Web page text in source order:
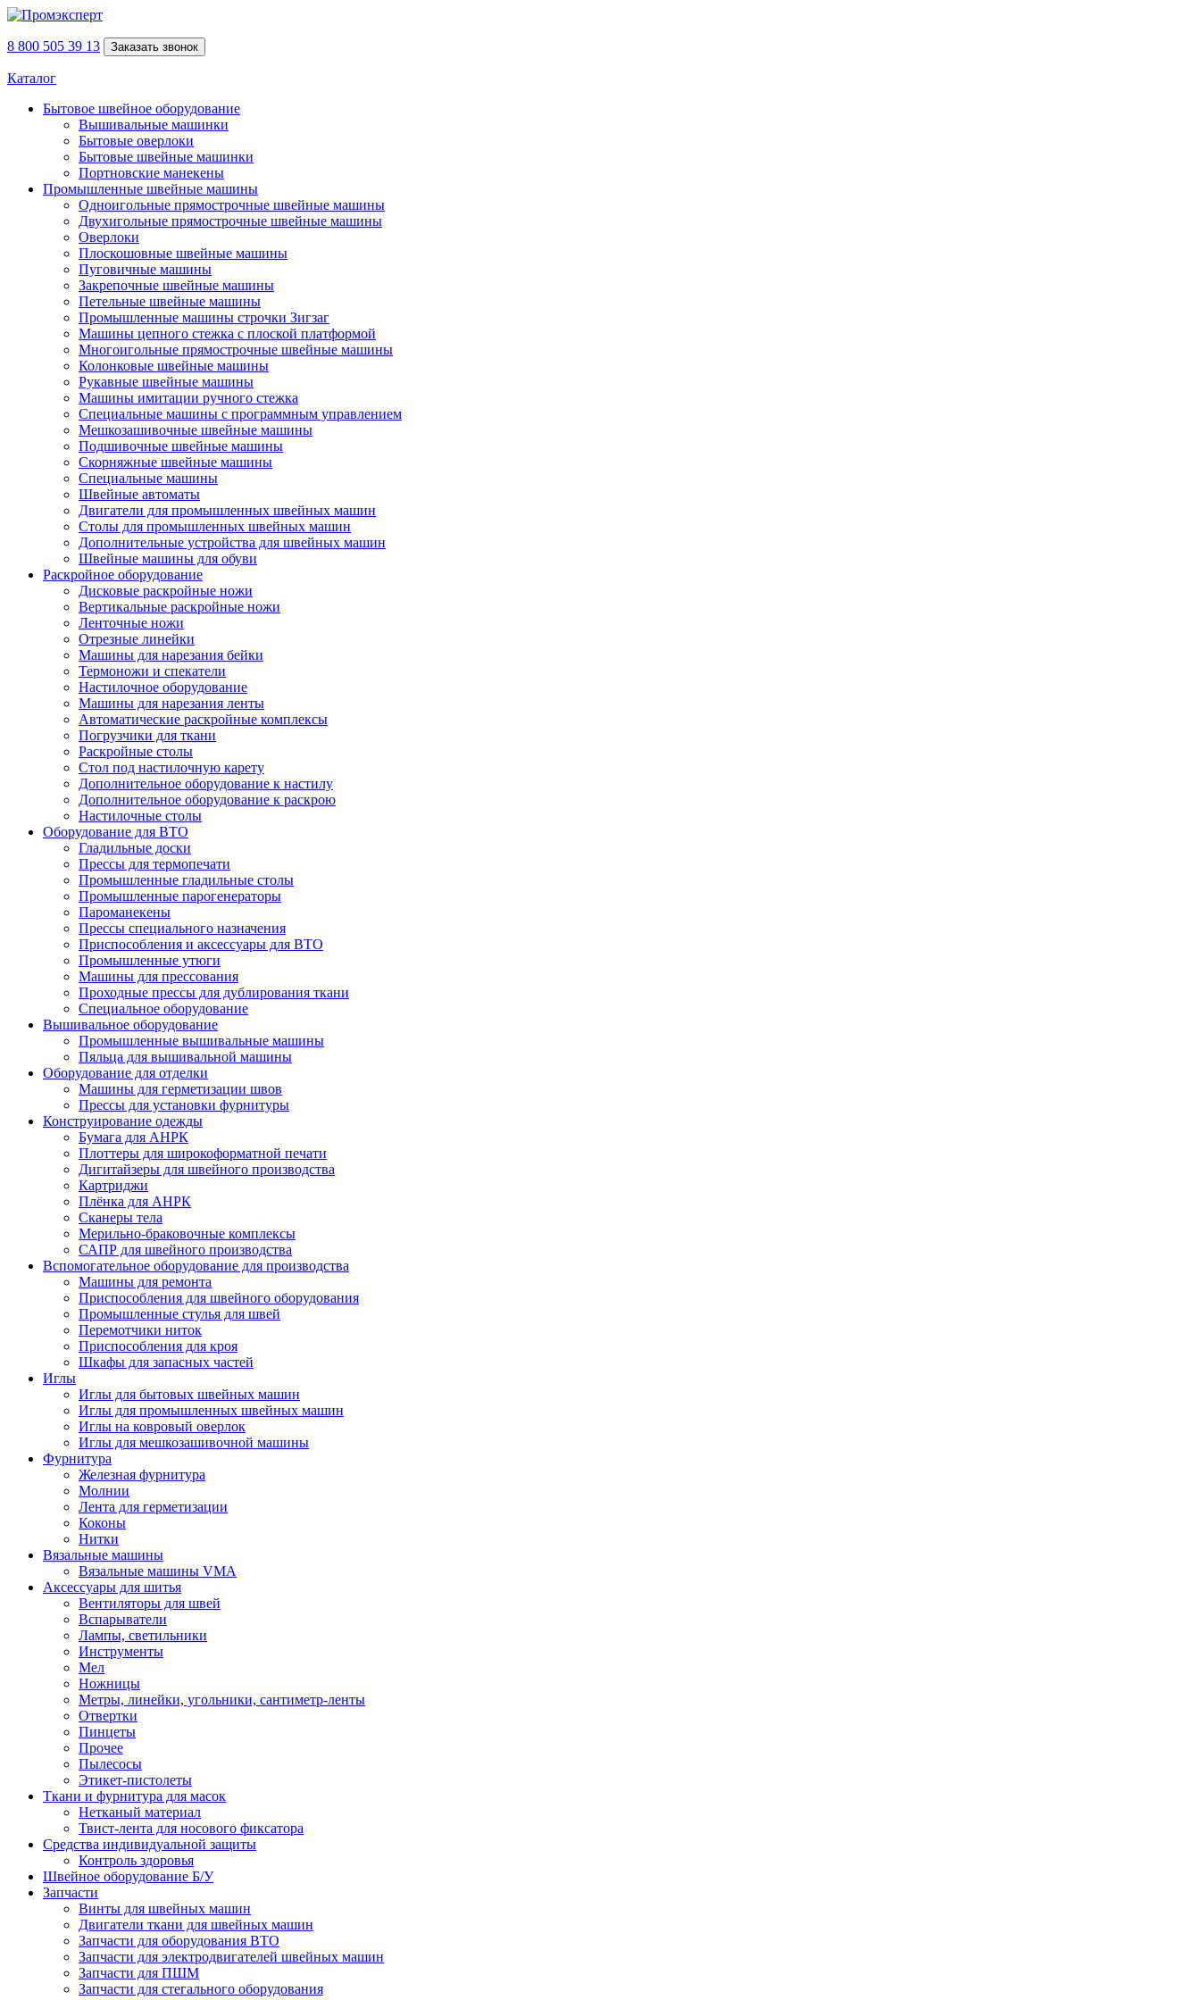
8 800 505 39 13 Заказать звонок
Каталог
Бытовое швейное оборудование
Вышивальные машинки
Бытовые оверлоки
Бытовые швейные машинки
Портновские манекены
Промышленные швейные машины
Одноигольные прямострочные швейные машины
Двухигольные прямострочные швейные машины
Оверлоки
Плоскошовные швейные машины
Пуговичные машины
Закрепочные швейные машины
Петельные швейные машины
Промышленные машины строчки Зигзаг
Машины цепного стежка с плоской платформой
Многоигольные прямострочные швейные машины
Колонковые швейные машины
Рукавные швейные машины
Машины имитации ручного стежка
Специальные машины с программным управлением
Мешкозашивочные швейные машины
Подшивочные швейные машины
Скорняжные швейные машины
Специальные машины
Швейные автоматы
Двигатели для промышленных швейных машин
Столы для промышленных швейных машин
Дополнительные устройства для швейных машин
Швейные машины для обуви
Раскройное оборудование
Дисковые раскройные ножи
Вертикальные раскройные ножи
Ленточные ножи
Отрезные линейки
Машины для нарезания бейки
Термоножи и спекатели
Настилочное оборудование
Машины для нарезания ленты
Автоматические раскройные комплексы
Погрузчики для ткани
Раскройные столы
Стол под настилочную карету
Дополнительное оборудование к настилу
Дополнительное оборудование к раскрою
Настилочные столы
Оборудование для ВТО
Гладильные доски
Прессы для термопечати
Промышленные гладильные столы
Промышленные парогенераторы
Пароманекены
Прессы специального назначения
Приспособления и аксессуары для ВТО
Промышленные утюги
Машины для прессования
Проходные прессы для дублирования ткани
Специальное оборудование
Вышивальное оборудование
Промышленные вышивальные машины
Пяльца для вышивальной машины
Оборудование для отделки
Машины для герметизации швов
Прессы для установки фурнитуры
Конструирование одежды
Бумага для АНРК
Плоттеры для широкоформатной печати
Дигитайзеры для швейного производства
Картриджи
Плёнка для АНРК
Сканеры тела
Мерильно-браковочные комплексы
САПР для швейного производства
Вспомогательное оборудование для производства
Машины для ремонта
Приспособления для швейного оборудования
Промышленные стулья для швей
Перемотчики ниток
Приспособления для кроя
Шкафы для запасных частей
Иглы
Иглы для бытовых швейных машин
Иглы для промышленных швейных машин
Иглы на ковровый оверлок
Иглы для мешкозашивочной машины
Фурнитура
Железная фурнитура
Молнии
Лента для герметизации
Коконы
Нитки
Вязальные машины
Вязальные машины VMA
Аксессуары для шитья
Вентиляторы для швей
Вспарыватели
Лампы, светильники
Инструменты
Мел
Ножницы
Метры, линейки, угольники, сантиметр-ленты
Отвертки
Пинцеты
Прочее
Пылесосы
Этикет-пистолеты
Ткани и фурнитура для масок
Нетканый материал
Твист-лента для носового фиксатора
Средства индивидуальной защиты
Контроль здоровья
Швейное оборудование Б/У
Запчасти
Винты для швейных машин
Двигатели ткани для швейных машин
Запчасти для оборудования ВТО
Запчасти для электродвигателей швейных машин
Запчасти для ПШМ
Запчасти для стегального оборудования